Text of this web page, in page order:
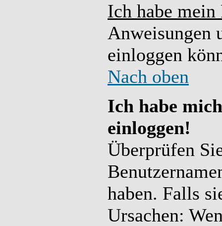
Ich habe mein
Anweisungen
einloggen
Nach oben
Ich habe
einloggen!
Überprüfen
haben. Falls
Ursachen: